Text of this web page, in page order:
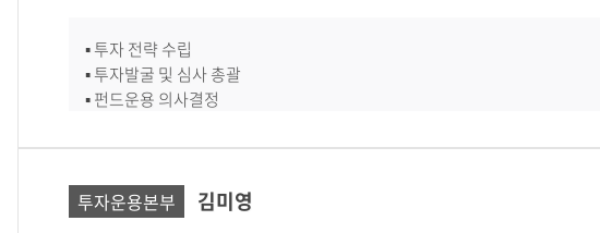
▪ 투자 전략 수립
▪ 투자발굴 및 심사 총괄
▪ 펀드운용 의사결정
투자운용본부 김미영